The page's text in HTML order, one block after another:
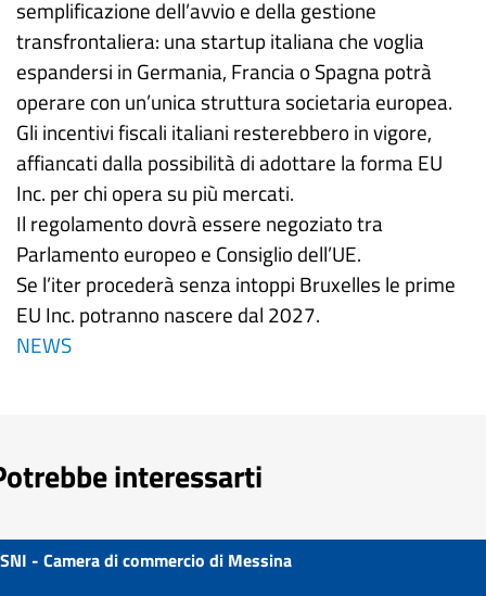
semplificazione dell’avvio e della gestione
transfrontaliera: una startup italiana che voglia
espandersi in Germania, Francia o Spagna potrà
operare con un’unica struttura societaria europea.
Gli incentivi fiscali italiani resterebbero in vigore,
affiancati dalla possibilità di adottare la forma EU
Inc. per chi opera su più mercati.
Il regolamento dovrà essere negoziato tra
Parlamento europeo e Consiglio dell’UE.
Se l’iter procederà senza intoppi Bruxelles le prime
EU Inc. potranno nascere dal 2027.
NEWS
interessarti
SNI - Camera di commercio di Messina